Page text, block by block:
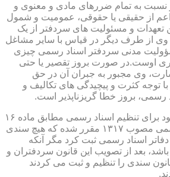
به تمام ضررهای مادی و معنوی و
از حقیقی یا حقوقی، عمومیت و شمول
تعهدات و مسئولیت های سردفتر از یک
از طرف دیگر در قیاس با سایر مشاغل
مدنی سردفتر اسناد رسمی چیزی
اوست.در صورت بروز تقصیر یا حتی
وی مجبور به جبران آن در حق
توجه کثرت و پیچیدگی های تکالیف و
بروز خطا گریزناپذیر است.
مبحث سوم): موانع موجود برای تنظیم اسناد رسمی مطابق ماده ۱۶
آیین نامه دفاتر اسناد رسمی مصوب ۱۳۱۷ مقرر شده که هیچ سندی
دفاتر اسناد رسمی ثبت کرد مگر آنکه
بعد از تصویب این قانون سردفتران و
سندی را تنظیم و ثبت می کردند